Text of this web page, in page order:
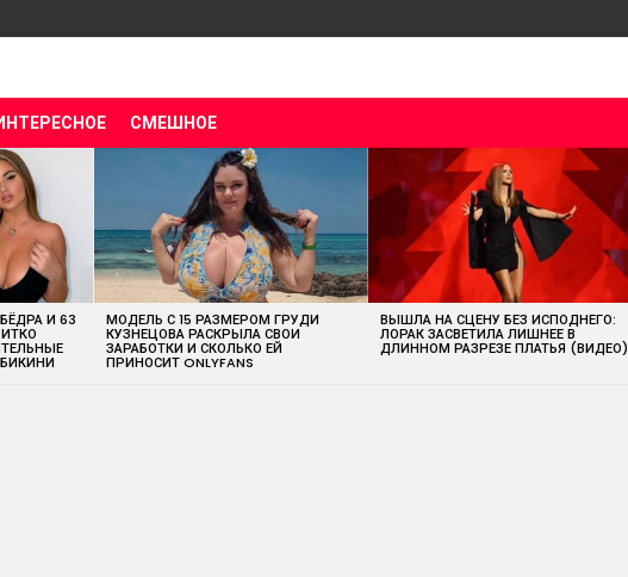
СМЕШНОЕ
И 63 МОДЕЛЬ С 15 РАЗМЕРОМ ГРУДИ
КУЗНЕЦОВА РАСКРЫЛА СВОИ
ЗАРАБОТКИ И СКОЛЬКО ЕЙ
ПРИНОСИТ ONLYFANS
ВЫШЛА НА СЦЕНУ БЕЗ ИСПОДНЕГО:
ЛОРАК ЗАСВЕТИЛА ЛИШНЕЕ В
ДЛИННОМ РАЗРЕЗЕ ПЛАТЬЯ (ВИДЕО)